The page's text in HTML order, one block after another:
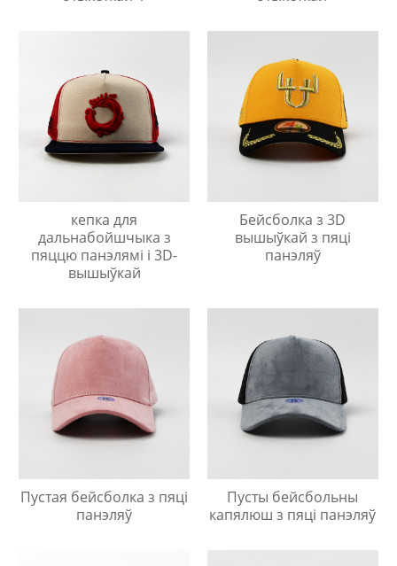
кепка для
дальнабойшчыка з
пяццю панэлямі і 3D-
вышыўкай
Бейсболка з 3D
вышыўкай з пяці
панэляў
Пустая бейсболка з пяці
панэляў
Пусты бейсбольны
капялюш з пяці панэляў